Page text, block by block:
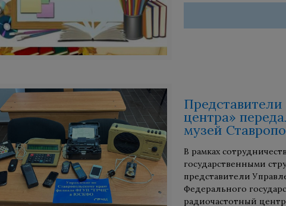
центра»
музей
В рамках
государственными
представители
Федерального
радиочастотный